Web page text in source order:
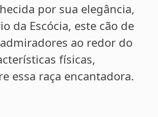
por sua elegância,
da Escócia, este cão de
ao redor do
físicas,
essa raça encantadora.